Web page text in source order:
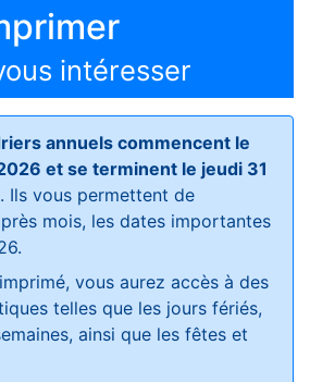
intéresser
annuels commencent le
et se terminent le jeudi 31
. Ils vous permettent de
mois, les dates importantes
vous aurez accès à des
telles que les jours fériés,
ainsi que les fêtes et